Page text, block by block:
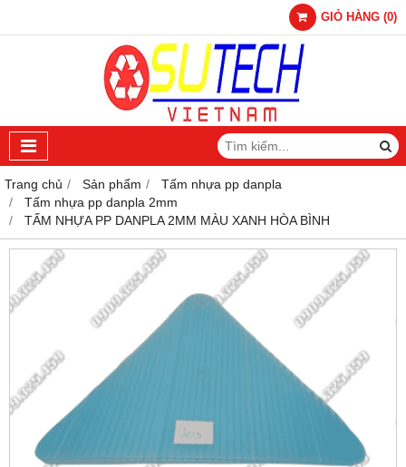
GIỎ HÀNG (0)
Trang chủ Sản phẩm
Tấm nhựa pp danpla
Tấm nhựa pp danpla 2mm
TẤM NHỰA PP DANPLA 2MM MÀU XANH HÒA BÌNH